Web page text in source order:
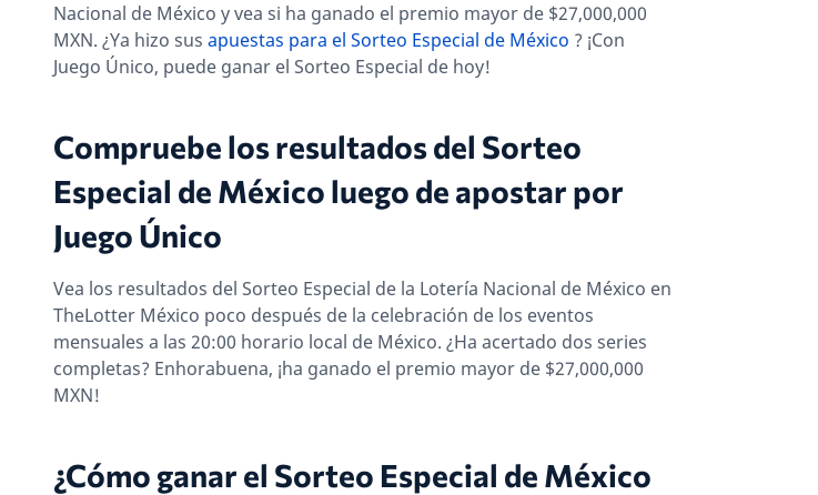
Nacional de México y vea si ha ganado el premio mayor de $27,000,000
MXN. ¿Ya hizo sus apuestas para el Sorteo Especial de México ? ¡Con
Juego Único, puede ganar el Sorteo Especial de hoy!
Compruebe los resultados del Sorteo
Especial de México luego de apostar por
Juego Único
Vea los resultados del Sorteo Especial de la Lotería Nacional de México en
TheLotter México poco después de la celebración de los eventos
mensuales a las 20:00 horario local de México. ¿Ha acertado dos series
completas? Enhorabuena, ¡ha ganado el premio mayor de $27,000,000
MXN!
¿Cómo ganar el Sorteo Especial de México